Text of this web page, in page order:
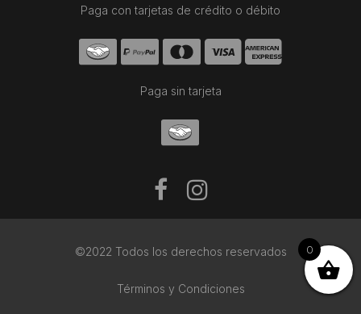
Paga con tarjetas de crédito o débito
Paga sin tarjeta
©2022 Todos los derechos reservados
Términos y Condiciones
0